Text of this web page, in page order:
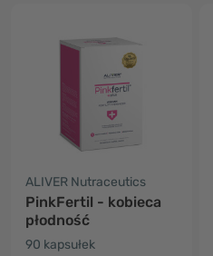
ALIVER Nutraceutics
PinkFertil - kobieca
płodność
90 kapsułek